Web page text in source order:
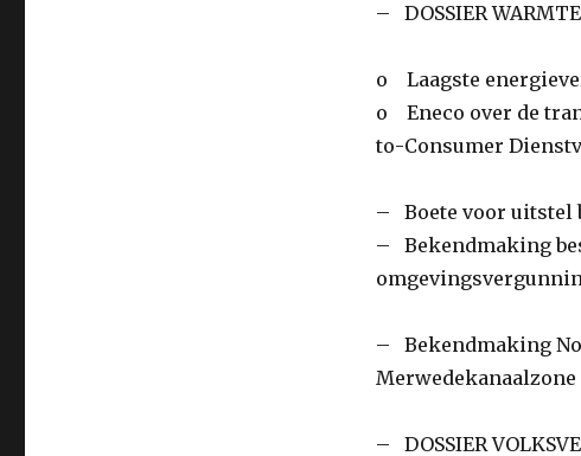
– DOSSIER WARMTE
o Laagste
o Eneco over de
to-Consumer
– Boete voor uitstel
– Bekendmaking
– Bekendmaking
Merwedekanaalzone
– DOSSIER